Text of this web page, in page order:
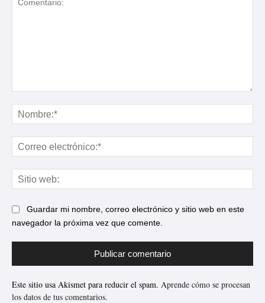
Guardar mi nombre, correo electrónico y sitio web en este
navegador la próxima vez que comente.
Este sitio usa Akismet para reducir el spam. Aprende cómo se procesan
los datos de tus comentarios.